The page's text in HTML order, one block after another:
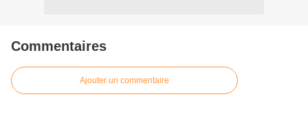
Commentaires
Ajouter un commentaire